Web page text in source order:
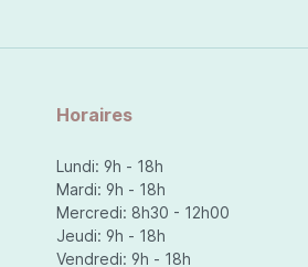
Horaires
Lundi: 9h - 18h
Mardi: 9h - 18h
Mercredi: 8h30 - 12h00
Jeudi: 9h - 18h
Vendredi: 9h - 18h